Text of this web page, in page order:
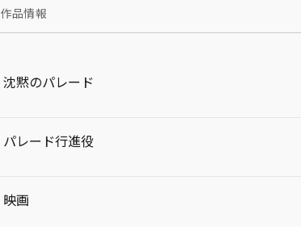
作品情報
沈黙のパレード
パレード行進役
映画